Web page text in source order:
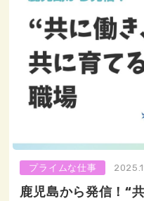
プライムな仕事
鹿児島から発信！“